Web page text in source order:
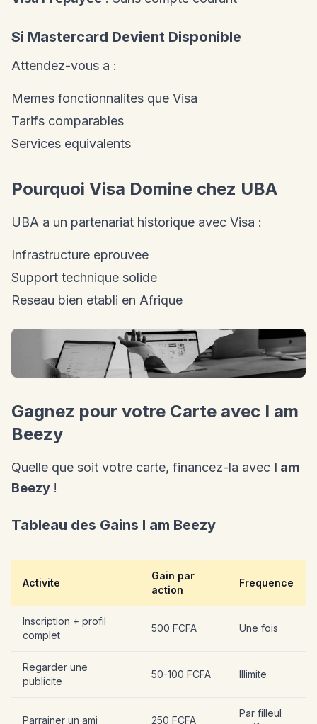
Si Mastercard Devient Disponible
Attendez-vous a :
Memes fonctionnalites que Visa
Tarifs comparables
Services equivalents
Pourquoi Visa Domine chez UBA
UBA a un partenariat historique avec Visa :
Infrastructure eprouvee
Support technique solide
Reseau bien etabli en Afrique
Gagnez pour votre Carte avec I am
Beezy
Quelle que soit votre carte, financez-la avec I am
Beezy !
Tableau des Gains I am Beezy
Activite
Gain par
action
Frequence
Inscription + profil
complet
500 FCFA Une fois
Regarder une
publicite
50-100 FCFA Illimite
Parrainer un ami 250 FCFA
Par filleul